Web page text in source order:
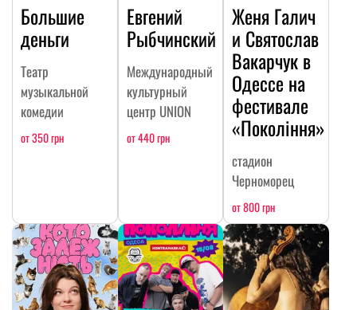
Большие
деньги
Театр
музыкальной
комедии
от 350 грн
Евгений
Рыбчинский
Международный
культурный
центр UNION
от 440 грн
Женя Галич
и Святослав
Вакарчук в
Одессе на
фестивале
«Покоління»
стадион
Черноморец
от 800 грн